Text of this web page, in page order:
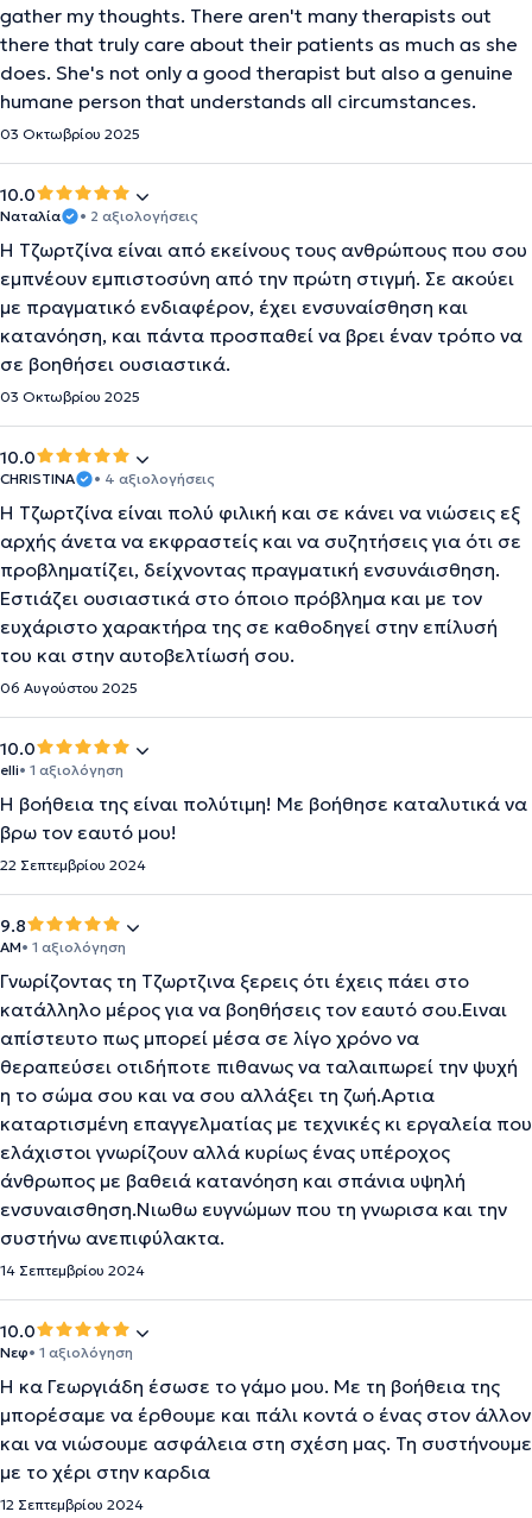
gather my thoughts. There aren't many therapists out
there that truly care about their patients as much as she
does. She's not only a good therapist but also a genuine
humane person that understands all circumstances.
03 Οκτωβρίου 2025
10.0
Ναταλία • 2 αξιολογήσεις
Η Τζωρτζίνα είναι από εκείνους τους ανθρώπους που σου
εμπνέουν εμπιστοσύνη από την πρώτη στιγμή. Σε ακούει
με πραγματικό ενδιαφέρον, έχει ενσυναίσθηση και
κατανόηση, και πάντα προσπαθεί να βρει έναν τρόπο να
σε βοηθήσει ουσιαστικά.
03 Οκτωβρίου 2025
10.0
CHRISTINA • 4 αξιολογήσεις
Η Τζωρτζίνα είναι πολύ φιλική και σε κάνει να νιώσεις εξ
αρχής άνετα να εκφραστείς και να συζητήσεις για ότι σε
προβληματίζει, δείχνοντας πραγματική ενσυνάισθηση.
Εστιάζει ουσιαστικά στο όποιο πρόβλημα και με τον
ευχάριστο χαρακτήρα της σε καθοδηγεί στην επίλυσή
του και στην αυτοβελτίωσή σου.
06 Αυγούστου 2025
10.0
elli• 1 αξιολόγηση
Η βοήθεια της είναι πολύτιμη! Με βοήθησε καταλυτικά να
βρω τον εαυτό μου!
22 Σεπτεμβρίου 2024
9.8
AΜ• 1 αξιολόγηση
Γνωρίζοντας τη Τζωρτζινα ξερεις ότι έχεις πάει στο
κατάλληλο μέρος για να βοηθήσεις τον εαυτό σου.Ειναι
απίστευτο πως μπορεί μέσα σε λίγο χρόνο να
θεραπεύσει οτιδήποτε πιθανως να ταλαιπωρεί την ψυχή
η το σώμα σου και να σου αλλάξει τη ζωή.Αρτια
καταρτισμένη επαγγελματίας με τεχνικές κι εργαλεία που
ελάχιστοι γνωρίζουν αλλά κυρίως ένας υπέροχος
άνθρωπος με βαθειά κατανόηση και σπάνια υψηλή
ενσυναισθηση.Νιωθω ευγνώμων που τη γνωρισα και την
συστήνω ανεπιφύλακτα.
14 Σεπτεμβρίου 2024
10.0
Νεφ• 1 αξιολόγηση
Η κα Γεωργιάδη έσωσε το γάμο μου. Με τη βοήθεια της
μπορέσαμε να έρθουμε και πάλι κοντά ο ένας στον άλλον
και να νιώσουμε ασφάλεια στη σχέση μας. Τη συστήνουμε
με το χέρι στην καρδια
12 Σεπτεμβρίου 2024